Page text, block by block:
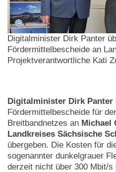
Digitalminister Dirk Panter
Fördermittelbescheide an
Projektverantwortliche Kati
Digitalminister Dirk Panter
Fördermittelbescheide für
Breitbandnetzes an Michael
Landkreises Sächsische
übergeben. Die Kosten für
sogenannter dunkelgrauer
derzeit nicht über 300 Mbit/